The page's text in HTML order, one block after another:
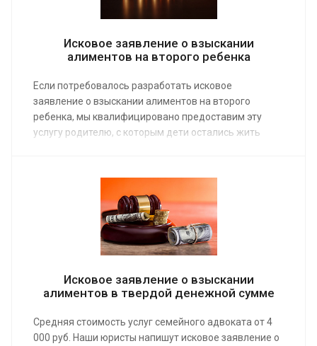
Исковое заявление о взыскании
алиментов на второго ребенка
Если потребовалось разработать исковое
заявление о взыскании алиментов на второго
ребенка, мы квалифицировано предоставим эту
услугу родителю, с которым дети остались жить
оплате неустойки, возмещении дополнительных
расходов. Наши юристы оказывают помощь по
средней стоимости от 3 000 руб.
Исковое заявление о взыскании
алиментов в твердой денежной сумме
Средняя стоимость услуг семейного адвоката от 4
000 руб. Наши юристы напишут исковое заявление о